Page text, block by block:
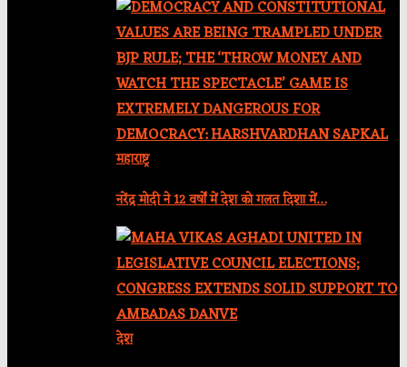
महाराष्ट्र
नरेंद्र मोदी ने 12 वर्षों में देश को गलत दिशा में…
देश